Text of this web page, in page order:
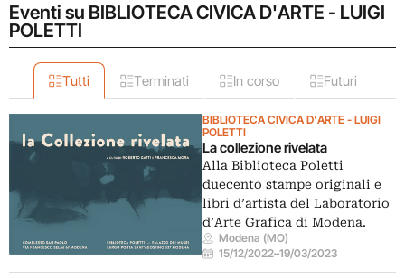
Eventi su BIBLIOTECA CIVICA D'ARTE - LUIGI
POLETTI
Tutti Terminati In corso Futuri
BIBLIOTECA CIVICA D'ARTE - LUIGI
POLETTI
La collezione rivelata
Alla Biblioteca Poletti
duecento stampe originali e
libri d’artista del Laboratorio
d’Arte Grafica di Modena.
Modena (MO)
15/12/2022–19/03/2023